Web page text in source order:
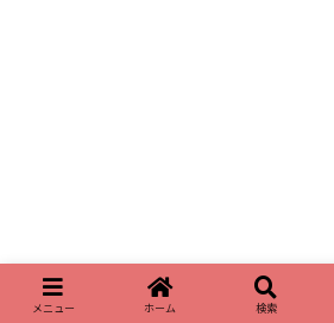
メニュー ホーム 検索